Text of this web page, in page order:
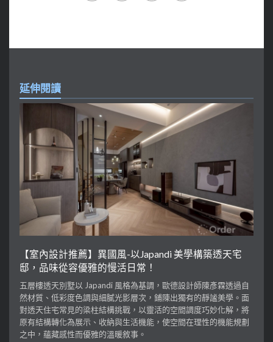
延伸閱讀
【室內設計推薦】異國風-以Japandi 美學構築透天宅
邸，品味從容優雅的慢活日常！
五層樓透天別墅以 Japandi 風格為基調，歐德設計師陳彥霖透過自
然材質、低彩度色調與細膩光影層次，鋪陳出獨有的靜謐美學。面
對透天住宅常見的梁柱結構挑戰，以靈活的空間調度巧妙化解，將
原有結構轉化為展示、收納與生活機能，使空間在理性的機能規劃
之中，蘊藏感性而優雅的溫暖敘事。